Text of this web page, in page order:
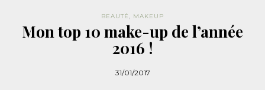
BEAUTÉ, MAKEUP
Mon top 10 make-up de l’année
2016 !
31/01/2017